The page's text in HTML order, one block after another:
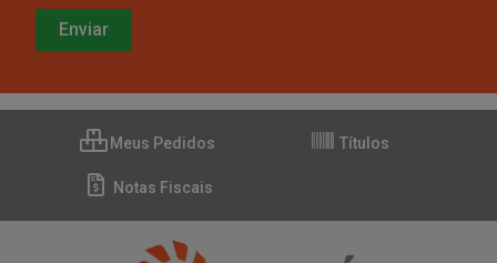
Meus Pedidos Títulos
Notas Fiscais